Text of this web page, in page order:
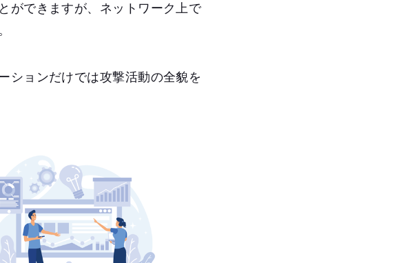
ができますが、ネットワーク上で
ションだけでは攻撃活動の全貌を